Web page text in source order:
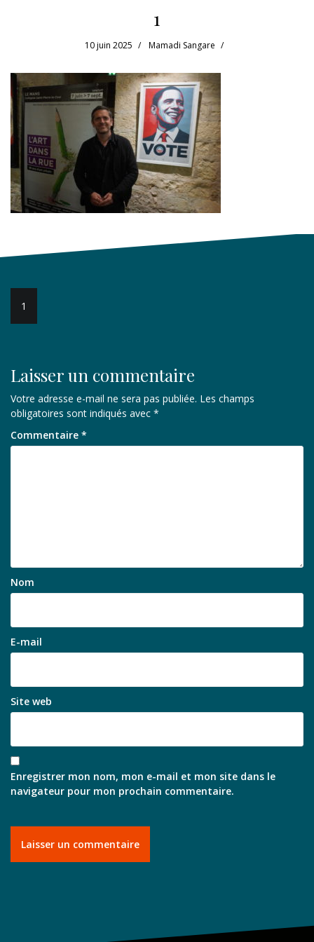
1
10 juin 2025 Mamadi Sangare
Navigation
de
1
Laisser un commentaire
Votre adresse e-mail ne sera pas publiée. Les champs
obligatoires sont indiqués avec *
Commentaire *
Nom
E-mail
Site web
Enregistrer mon nom, mon e-mail et mon site dans le
navigateur pour mon prochain commentaire.